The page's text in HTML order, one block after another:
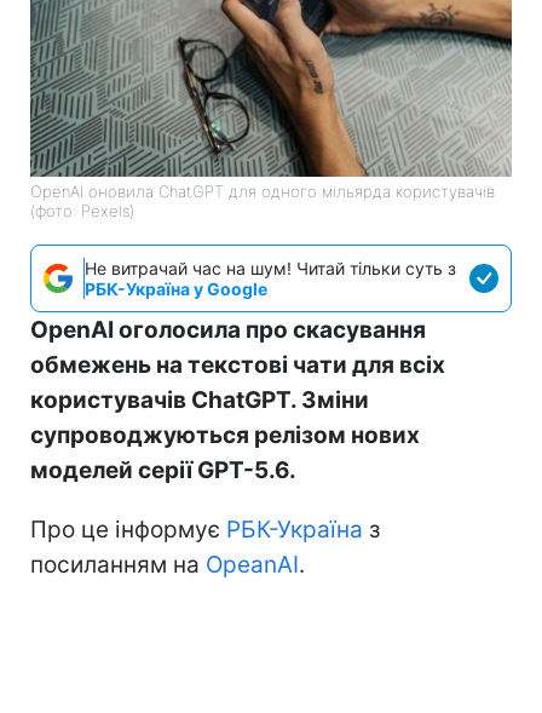
OpenAI оновила ChatGPT для одного мільярда користувачів
(фото: Pexels)
Не витрачай час на шум! Читай тільки суть з
РБК-Україна у Google
OpenAI оголосила про скасування
обмежень на текстові чати для всіх
користувачів ChatGPT. Зміни
супроводжуються релізом нових
моделей серії GPT-5.6.
Про це інформує РБК-Україна з
посиланням на OpeanAI.